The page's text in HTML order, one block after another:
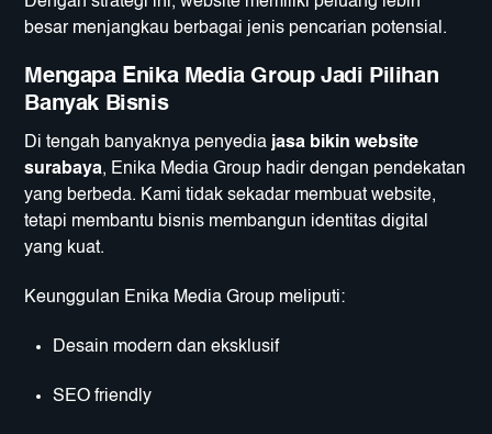
besar menjangkau berbagai jenis pencarian potensial.
Mengapa Enika Media Group Jadi Pilihan
Banyak Bisnis
Di tengah banyaknya penyedia jasa bikin website
surabaya, Enika Media Group hadir dengan pendekatan
yang berbeda. Kami tidak sekadar membuat website,
tetapi membantu bisnis membangun identitas digital
yang kuat.
Keunggulan Enika Media Group meliputi:
Desain modern dan eksklusif
SEO friendly